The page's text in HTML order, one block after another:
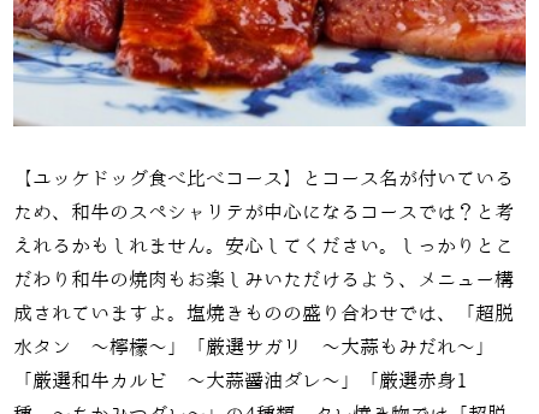
【ユッケドッグ食べ比べコース】とコース名が付いている
ため、和牛のスペシャリテが中心になるコースでは？と考
えれるかもしれません。安心してください。しっかりとこ
だわり和牛の焼肉もお楽しみいただけるよう、メニュー構
成されていますよ。塩焼きものの盛り合わせでは、「 超脱
水タン 〜檸檬〜」「 厳選サガリ 〜大蒜もみだれ〜」
「 厳選和牛カルビ 〜大蒜醤油ダレ〜」「 厳選赤身1